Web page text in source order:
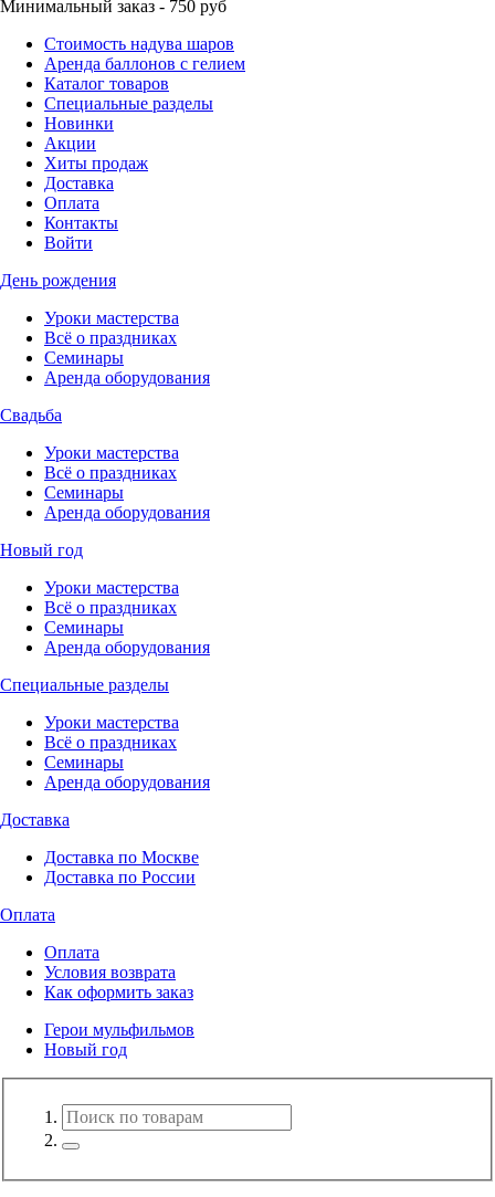
Минимальный заказ - 750 руб
Стоимость надува шаров
Аренда баллонов с гелием
Каталог товаров
Специальные разделы
Новинки
Акции
Хиты продаж
Доставка
Оплата
Контакты
Войти
День рождения
Уроки мастерства
Всё о праздниках
Семинары
Аренда оборудования
Свадьба
Уроки мастерства
Всё о праздниках
Семинары
Аренда оборудования
Новый год
Уроки мастерства
Всё о праздниках
Семинары
Аренда оборудования
Специальные разделы
Уроки мастерства
Всё о праздниках
Семинары
Аренда оборудования
Доставка
Доставка по Москве
Доставка по России
Оплата
Оплата
Условия возврата
Как оформить заказ
Герои мульфильмов
Новый год